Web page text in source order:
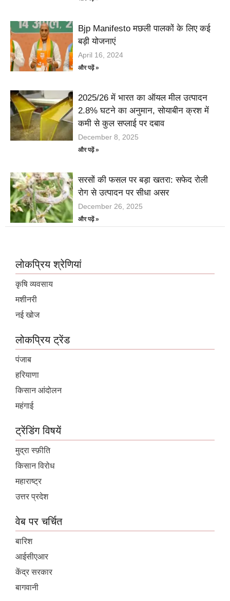
Bjp Manifesto मछली पालकों के लिए कई
बड़ी योजनाएं
April 16, 2024
और पढ़ें »
2025/26 में भारत का ऑयल मील उत्पादन
2.8% घटने का अनुमान, सोयाबीन क्रश में
कमी से कुल सप्लाई पर दबाव
December 8, 2025
और पढ़ें »
सरसों की फसल पर बड़ा खतरा: सफेद रोली
रोग से उत्पादन पर सीधा असर
December 26, 2025
और पढ़ें »
लोकप्रिय श्रेणियां
कृषि व्यवसाय
मशीनरी
नई खोज
लोकप्रिय ट्रेंड
पंजाब
हरियाणा
किसान आंदोलन
महंगाई
ट्रेंडिंग विषयें
मुद्रा स्फ़ीति
किसान विरोध
महाराष्ट्र
उत्तर प्रदेश
वेब पर चर्चित
बारिश
आईसीएआर
केंद्र सरकार
बागवानी